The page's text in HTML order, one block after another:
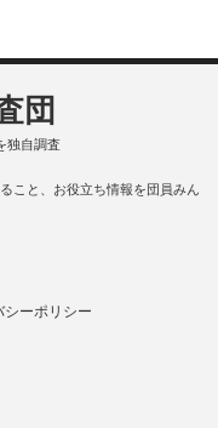
団
独自調査
こと、お役立ち情報を団員みん
シーポリシー